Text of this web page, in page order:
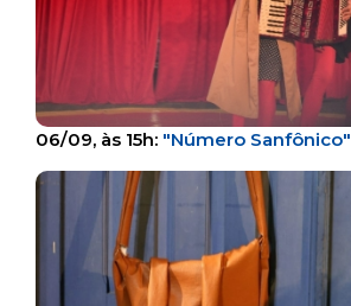
06/09, às 15h: "Número Sanfônico"